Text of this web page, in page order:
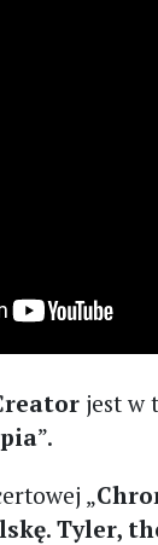
jest w
”.
„
.Tyler,